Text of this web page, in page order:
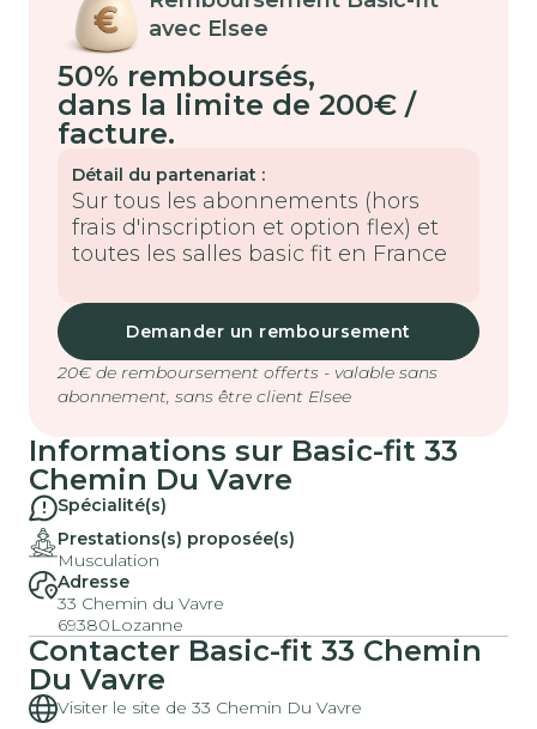
avec Elsee
50% remboursés,
dans la limite de 200€ /
facture.
Détail du partenariat :
Sur tous les abonnements (hors
frais d'inscription et option flex) et
toutes les salles basic fit en France
Demander un remboursement
20€ de remboursement offerts - valable sans
abonnement, sans être client Elsee
Informations sur Basic-fit 33
Chemin Du Vavre
Spécialité(s)
Prestations(s) proposée(s)
Musculation
Adresse
33 Chemin du Vavre
69380Lozanne
Contacter Basic-fit 33 Chemin
Du Vavre
Visiter le site de 33 Chemin Du Vavre